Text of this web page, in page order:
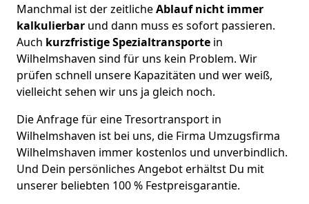
Manchmal ist der zeitlicheAblauf nicht immer
kalkulierbar und dann muss es sofort passieren.
Auch kurzfristigeSpezialtransporte in
Wilhelmshaven sind für uns kein Problem. Wir
prüfen schnell unsere Kapazitäten und wer weiß,
vielleicht sehen wir uns ja gleich noch.
Die Anfrage für eine Tresortransport in
Wilhelmshaven ist bei uns, die Firma Umzugsfirma
Wilhelmshaven immer kostenlos und unverbindlich.
Und Dein persönliches Angebot erhältst Du mit
unserer beliebten 100 % Festpreisgarantie.